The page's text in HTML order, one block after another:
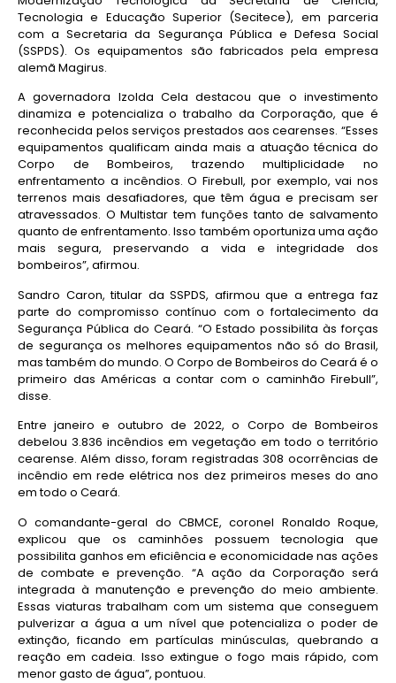
Tecnologia e Educação Superior (Secitece), em parceria
com a Secretaria da Segurança Pública e Defesa Social
(SSPDS). Os equipamentos são fabricados pela empresa
alemã Magirus.
A governadora Izolda Cela destacou que o investimento
dinamiza e potencializa o trabalho da Corporação, que é
reconhecida pelos serviços prestados aos cearenses. “Esses
equipamentos qualificam ainda mais a atuação técnica do
Corpo de Bombeiros, trazendo multiplicidade no
enfrentamento a incêndios. O Firebull, por exemplo, vai nos
terrenos mais desafiadores, que têm água e precisam ser
atravessados. O Multistar tem funções tanto de salvamento
quanto de enfrentamento. Isso também oportuniza uma ação
mais segura, preservando a vida e integridade dos
bombeiros”, afirmou.
Sandro Caron, titular da SSPDS, afirmou que a entrega faz
parte do compromisso contínuo com o fortalecimento da
Segurança Pública do Ceará. “O Estado possibilita às forças
de segurança os melhores equipamentos não só do Brasil,
mas também do mundo. O Corpo de Bombeiros do Ceará é o
primeiro das Américas a contar com o caminhão Firebull”,
disse.
Entre janeiro e outubro de 2022, o Corpo de Bombeiros
debelou 3.836 incêndios em vegetação em todo o território
cearense. Além disso, foram registradas 308 ocorrências de
incêndio em rede elétrica nos dez primeiros meses do ano
em todo o Ceará.
O comandante-geral do CBMCE, coronel Ronaldo Roque,
explicou que os caminhões possuem tecnologia que
possibilita ganhos em eficiência e economicidade nas ações
de combate e prevenção. “A ação da Corporação será
integrada à manutenção e prevenção do meio ambiente.
Essas viaturas trabalham com um sistema que conseguem
pulverizar a água a um nível que potencializa o poder de
extinção, ficando em partículas minúsculas, quebrando a
reação em cadeia. Isso extingue o fogo mais rápido, com
menor gasto de água”, pontuou.